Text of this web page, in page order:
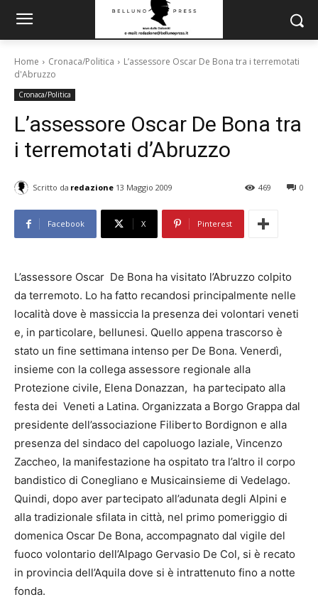
Home Cronaca/Politica
L’assessore Oscar De Bona tra i terremotati
d'Abruzzo
Cronaca/Politica
L’assessore Oscar De Bona tra
i terremotati d’Abruzzo
Scritto da redazione 13 Maggio 2009 0
469
Facebook X Pinterest
L’assessore Oscar De Bona ha visitato l’Abruzzo colpito
da terremoto. Lo ha fatto recandosi principalmente nelle
località dove è massiccia la presenza dei volontari veneti
e, in particolare, bellunesi. Quello appena trascorso è
stato un fine settimana intenso per De Bona. Venerdì,
insieme con la collega assessore regionale alla
Protezione civile, Elena Donazzan, ha partecipato alla
festa dei Veneti a Latina. Organizzata a Borgo Grappa dal
presidente dell’associazione Filiberto Bordignon e alla
presenza del sindaco del capoluogo laziale, Vincenzo
Zaccheo, la manifestazione ha ospitato tra l’altro il corpo
bandistico di Conegliano e Musicainsieme di Vedelago.
Quindi, dopo aver partecipato all’adunata degli Alpini e
alla tradizionale sfilata in città, nel primo pomeriggio di
domenica Oscar De Bona, accompagnato dal vigile del
fuoco volontario dell’Alpago Gervasio De Col, si è recato
in provincia dell’Aquila dove si è intrattenuto fino a notte
fonda.